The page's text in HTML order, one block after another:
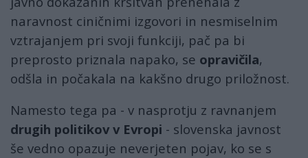
naravnost ciničnimi izgovori in nesmiselnim
vztrajanjem pri svoji funkciji, pač pa bi
preprosto priznala napako, se opravičila,
odšla in počakala na kakšno drugo priložnost.
Namesto tega pa - v nasprotju z ravnanjem
drugih politikov v Evropi - slovenska javnost
še vedno opazuje neverjeten pojav, ko se s